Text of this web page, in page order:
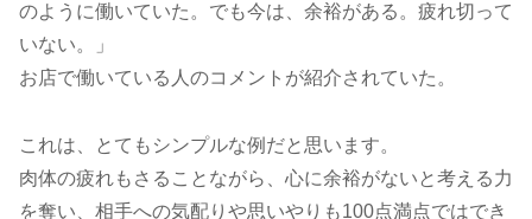
のように働いていた。でも今は、余裕がある。疲れ切って
いない。」
お店で働いている人のコメントが紹介されていた。
これは、とてもシンプルな例だと思います。
肉体の疲れもさることながら、心に余裕がないと考える力
を奪い、相手への気配りや思いやりも100点満点ではでき